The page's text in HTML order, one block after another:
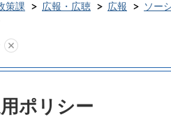
策課 広報・広聴 広報
ソー
ポリシー